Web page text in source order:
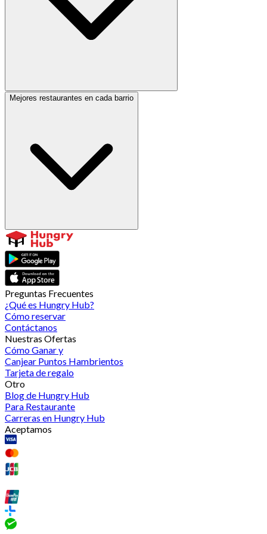
Mejores restaurantes en cada barrio
Preguntas Frecuentes
¿Qué es Hungry Hub?
Cómo reservar
Contáctanos
Nuestras Ofertas
Cómo Ganar y
Canjear Puntos Hambrientos
Tarjeta de regalo
Otro
Blog de Hungry Hub
Para Restaurante
Carreras en Hungry Hub
Aceptamos